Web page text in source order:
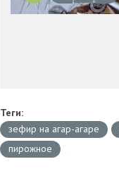
Теги:
зефир на агар-агаре
пирожное